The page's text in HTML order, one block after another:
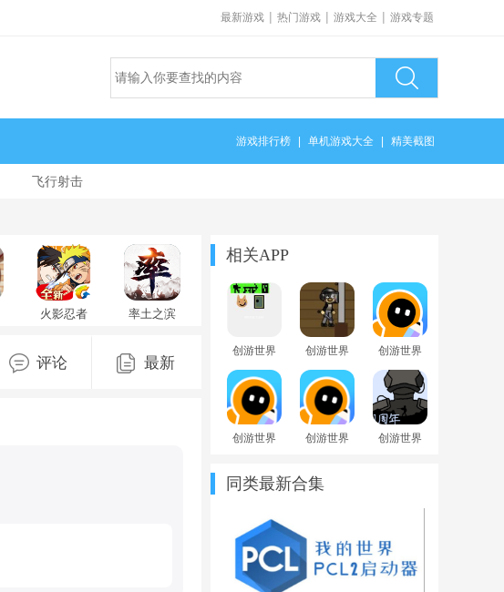
最新游戏 | 热门游戏 | 游戏大全 | 游戏专题
游戏排行榜 单机游戏大全 精美截图
飞行射击
火影忍者
v3.83.14
率土之滨
版v9.2.2最
新版
评论 最新
相关APP
创游世界
逃生官方
最新版
创游世界
自制版
创游世界
版
创游世界
创游世界
创游世界
同类最新合集